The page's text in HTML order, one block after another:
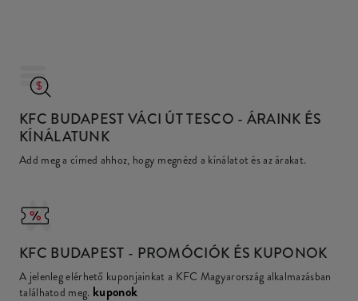
KFC BUDAPEST VÁCI ÚT TESCO - ÁRAINK ÉS
KÍNÁLATUNK
Add meg a címed ahhoz, hogy megnézd a kínálatot és az árakat.
KFC BUDAPEST - PROMÓCIÓK ÉS KUPONOK
A jelenleg elérhető kuponjainkat a KFC Magyarország alkalmazásban
találhatod meg. kuponok